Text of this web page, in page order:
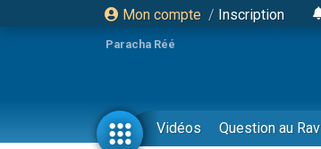
Mon compte / Inscription
Paracha Réé
Vidéos Question au Rav